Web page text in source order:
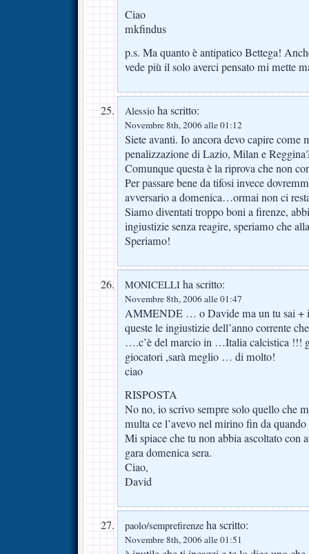
Ciao
mkfindus
p.s. Ma quanto è antipatico Bettega!
vede più il solo averci pensato mi mette
Alessio ha scritto:
Novembre 8th, 2006 alle 01:12
Siete avanti. Io ancora devo capire come
penalizzazione di Lazio, Milan e
Comunque questa è la riprova che non
Per passare bene da tifosi invece
avversario a domenica…ormai non ci
Siamo diventati troppo boni a firenze,
ingiustizie senza reagire, speriamo che
Speriamo!
MONICELLI ha scritto:
Novembre 8th, 2006 alle 01:47
AMMENDE … o Davide ma un tu sai + i
queste le ingiustizie dell’anno corrente
….c’è del marcio in …Italia calcistica !!!
giocatori ,sarà meglio … di molto!
ciao
RISPOSTA
No no, io scrivo sempre solo quello che
multa ce l’avevo nel mirino fin da
Mi spiace che tu non abbia ascoltato con
gara domenica sera.
Ciao,
David
paolo/semprefirenze ha scritto:
Novembre 8th, 2006 alle 01:51